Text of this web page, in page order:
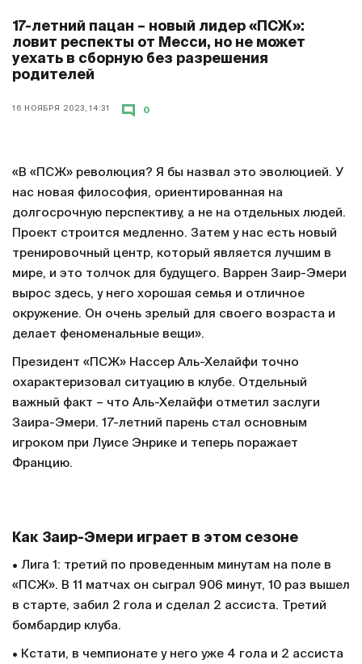
17-летний пацан – новый лидер «ПСЖ»:
ловит респекты от Месси, но не может
уехать в сборную без разрешения
родителей
16 НОЯБРЯ 2023, 14:31 0
«В «ПСЖ» революция? Я бы назвал это эволюцией. У
нас новая философия, ориентированная на
долгосрочную перспективу, а не на отдельных людей.
Проект строится медленно. Затем у нас есть новый
тренировочный центр, который является лучшим в
мире, и это толчок для будущего. Варрен Заир-Эмери
вырос здесь, у него хорошая семья и отличное
окружение. Он очень зрелый для своего возраста и
делает феноменальные вещи».
Президент «ПСЖ» Нассер Аль-Хелайфи точно
охарактеризовал ситуацию в клубе. Отдельный
важный факт – что Аль-Хелайфи отметил заслуги
Заира-Эмери. 17-летний парень стал основным
игроком при Луисе Энрике и теперь поражает
Францию.
Как Заир-Эмери играет в этом сезоне
• Лига 1: третий по проведенным минутам на поле в
«ПСЖ». В 11 матчах он сыграл 906 минут, 10 раз вышел
в старте, забил 2 гола и сделал 2 ассиста. Третий
бомбардир клуба.
• Кстати, в чемпионате у него уже 4 гола и 2 ассиста